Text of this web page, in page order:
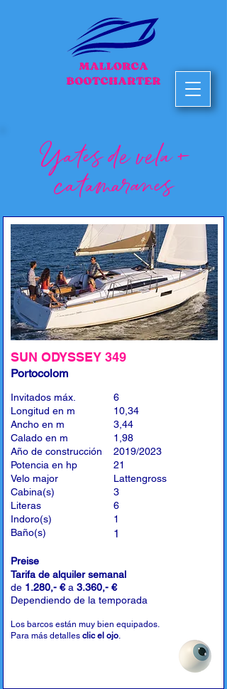
Yates de vela +
catamaranes
SUN ODYSSEY 349
Portocolom
Invitados máx.
Longitud en m
Ancho en m
Calado en m
Año de construcción
Potencia en hp
Velo major
Cabina(s)
Literas
Indoro(s)
Baño(s)
6
10,34
3,44
1,98
2019/2023
21
Lattengross
3
6
1
1
Preise
Tarifa de alquiler semanal
de 1.280,- €a 3.360,- €
Dependiendo de la temporada
Los barcos están muy bien equipados.
Para más detalles clic el ojo.